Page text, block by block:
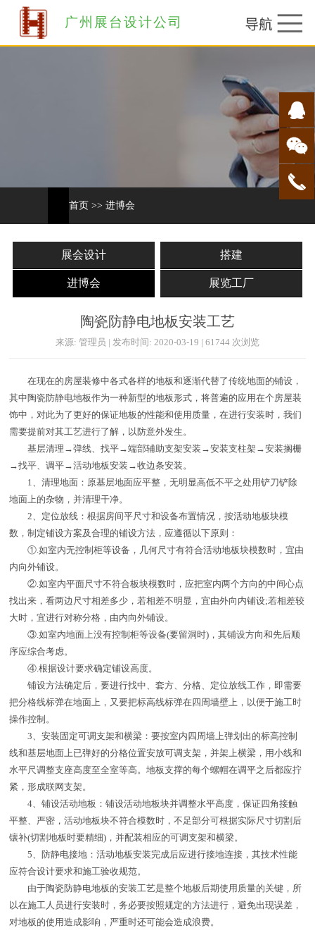
广州展台设计公司
首页 >> 进博会
展会设计 搭建
进博会 展览工厂
陶瓷防静电地板安装工艺
来源: 管理员 | 发布时间: 2020-03-19 | 61744 次浏览
在现在的房屋装修中各式各样的地板和逐渐代替了传统地面的铺设，
其中陶瓷防静电地板作为一种新型的地板形式，将普遍的应用在个房屋装
饰中，对此为了更好的保证地板的性能和使用质量，在进行安装时，我们
需要提前对其工艺进行了解，以防意外发生。
基层清理→弹线、找平→端部辅助支架安装→安装支柱架→安装搁栅
→找平、调平→活动地板安装→收边条安装。
1、清理地面：原基层地面应平整，无明显高低不平之处用铲刀铲除
地面上的杂物，并清理干净。
2、定位放线：根据房间平尺寸和设备布置情况，按活动地板块模
数，制定铺设方案及合理的铺设方法，应遵循以下原则：
①.如室内无控制柜等设备，几何尺寸有符合活动地板块模数时，宜由
内向外铺设。
②.如室内平面尺寸不符合板块模数时，应把室内两个方向的中间心点
找出来，看两边尺寸相差多少，若相差不明显，宜由外向内铺设;若相差较
大时，宜进行对称分格，由内向外铺设。
③.如室内地面上没有控制柜等设备(要留洞时)，其铺设方向和先后顺
序应综合考虑。
④.根据设计要求确定铺设高度。
铺设方法确定后，要进行找中、套方、分格、定位放线工作，即需要
把分格线标弹在地面上，又要把标高线标弹在四周墙壁上，以便于施工时
操作控制。
3、安装固定可调支架和横梁：要按室内四周墙上弹划出的标高控制
线和基层地面上已弹好的分格位置安放可调支架，并架上横梁，用小线和
水平尺调整支座高度至全室等高。地板支撑的每个螺帽在调平之后都应拧
紧，形成联网支架。
4、铺设活动地板：铺设活动地板块并调整水平高度，保证四角接触
平整、严密，活动地板块不符合模数时，不足部分可根据实际尺寸切割后
镶补(切割地板时要精细)，并配装相应的可调支架和横梁。
5、防静电接地：活动地板安装完成后应进行接地连接，其技术性能
应符合设计要求和施工验收规范。
由于陶瓷防静电地板的安装工艺是整个地板后期使用质量的关键，所
以在施工人员进行安装时，务必要按照规定的方法进行，避免出现误差，
对地板的使用造成影响，严重时还可能会造成浪费。